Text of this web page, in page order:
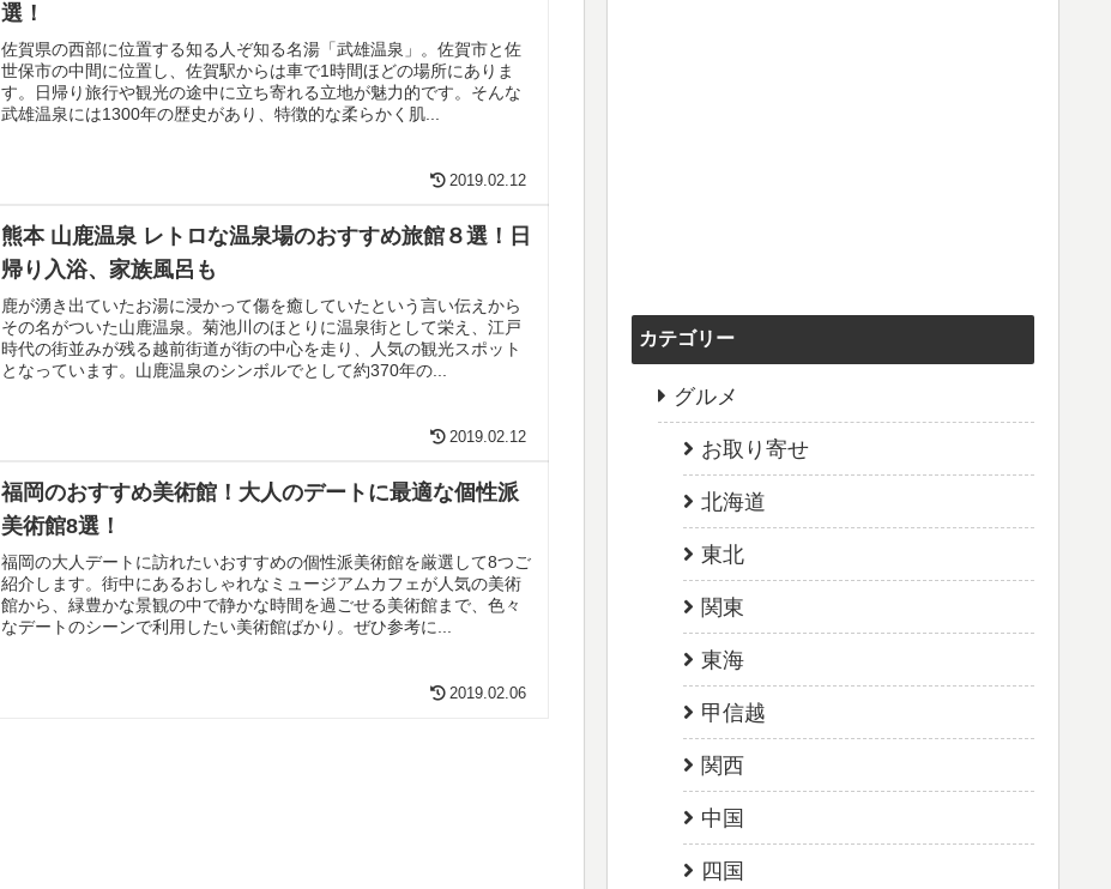
選！
佐賀県の西部に位置する知る人ぞ知る名湯「武雄温泉」。佐賀市と佐
世保市の中間に位置し、佐賀駅からは車で1時間ほどの場所にありま
す。日帰り旅行や観光の途中に立ち寄れる立地が魅力的です。そんな
武雄温泉には1300年の歴史があり、特徴的な柔らかく肌...
2019.02.12
熊本 山鹿温泉 レトロな温泉場のおすすめ旅館８選！日
帰り入浴、家族風呂も
鹿が湧き出ていたお湯に浸かって傷を癒していたという言い伝えから
その名がついた山鹿温泉。菊池川のほとりに温泉街として栄え、江戸
時代の街並みが残る越前街道が街の中心を走り、人気の観光スポット
となっています。山鹿温泉のシンボルでとして約370年の...
2019.02.12
福岡のおすすめ美術館！大人のデートに最適な個性派
美術館8選！
福岡の大人デートに訪れたいおすすめの個性派美術館を厳選して8つご
紹介します。街中にあるおしゃれなミュージアムカフェが人気の美術
館から、緑豊かな景観の中で静かな時間を過ごせる美術館まで、色々
なデートのシーンで利用したい美術館ばかり。ぜひ参考に...
2019.02.06
カテゴリー
グルメ
お取り寄せ
北海道
東北
関東
東海
甲信越
関西
中国
四国